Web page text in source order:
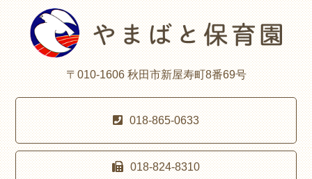
〒010-1606 秋田市新屋寿町8番69号
018-865-0633
018-824-8310